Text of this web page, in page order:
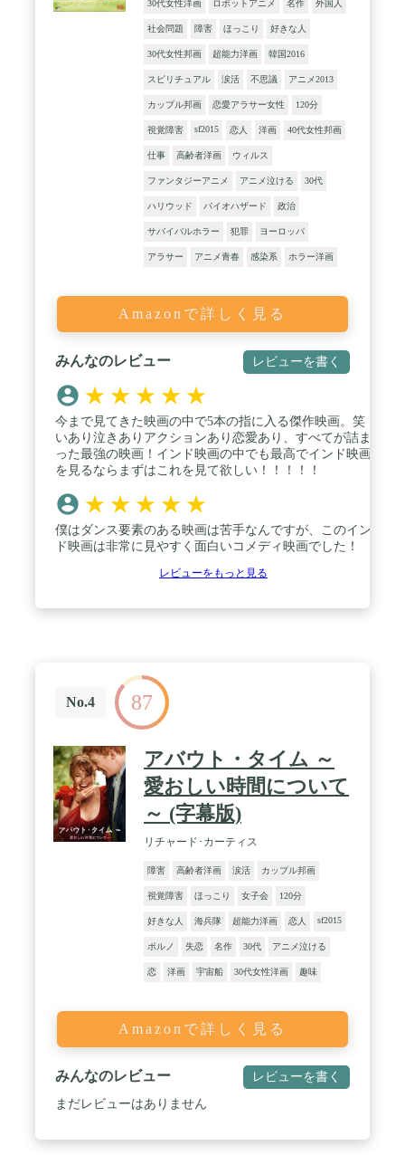
30代女性洋画 ロボットアニメ 名作 外国人
社会問題 障害 ほっこり 好きな人
30代女性邦画 超能力洋画 韓国2016
スピリチュアル 涙活 不思議 アニメ2013
カップル邦画 恋愛アラサー女性 120分
視覚障害 sf2015 恋人 洋画 40代女性邦画
仕事 高齢者洋画 ウィルス
ファンタジーアニメ アニメ泣ける 30代
ハリウッド バイオハザード 政治
サバイバルホラー 犯罪 ヨーロッパ
アラサー アニメ青春 感染系 ホラー洋画
Amazonで詳しく見る
みんなのレビュー レビューを書く
★ ★ ★ ★ ★
今まで見てきた映画の中で5本の指に入る傑作映画。笑
いあり泣きありアクションあり恋愛あり、すべてが詰ま
った最強の映画！インド映画の中でも最高でインド映画
を見るならまずはこれを見て欲しい！！！！！
★ ★ ★ ★ ★
僕はダンス要素のある映画は苦手なんですが、このイン
ド映画は非常に見やすく面白いコメディ映画でした！
レビューをもっと見る
No.4 87
アバウト・タイム ～
愛おしい時間について
～ (字幕版)
リチャード･カーティス
障害 高齢者洋画 涙活 カップル邦画
視覚障害 ほっこり 女子会 120分
好きな人 海兵隊 超能力洋画 恋人 sf2015
ポルノ 失恋 名作 30代 アニメ泣ける
恋 洋画 宇宙船 30代女性洋画 趣味
Amazonで詳しく見る
みんなのレビュー レビューを書く
まだレビューはありません